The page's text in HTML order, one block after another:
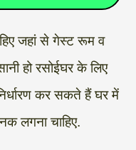
जहां से गेस्ट रूम व
हो रसोईघर के लिए
कर सकते हैं घर में
लगना चाहिए.